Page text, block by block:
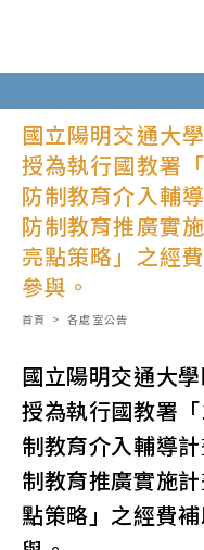
至
主
內
國立陽明交通大
授為執行國教署
防制教育介入輔
防制教育推廣實
亮點策略」之經
參與。
首頁 > 各處室公告
國立陽明交通大
授為執行國教署
制教育介入輔導
制教育推廣實施
點策略」之經費